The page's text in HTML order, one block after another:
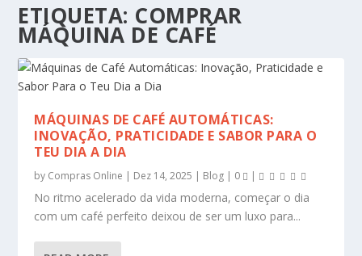
ETIQUETA: COMPRAR
MÁQUINA DE CAFÉ
MÁQUINAS DE CAFÉ AUTOMÁTICAS:
INOVAÇÃO, PRATICIDADE E SABOR PARA O
TEU DIA A DIA
by Compras Online | Dez 14, 2025 | Blog | 0 |
No ritmo acelerado da vida moderna, começar o dia
com um café perfeito deixou de ser um luxo para...